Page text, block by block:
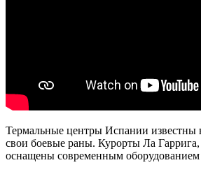
Термальные центры Испании известны
свои боевые раны. Курорты Ла
оснащены современным